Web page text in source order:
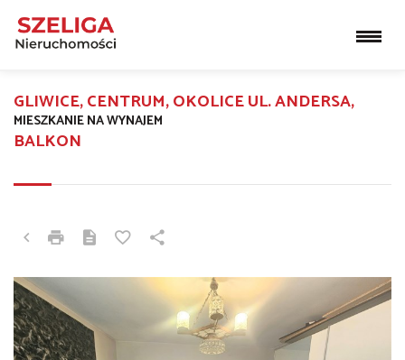
GLIWICE, CENTRUM, OKOLICE UL. ANDERSA,
BALKON
MIESZKANIE NA WYNAJEM